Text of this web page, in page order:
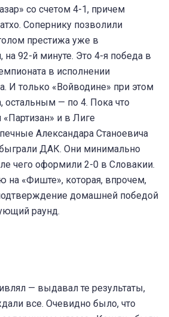
со счетом 4-1, причем
Сопернику позволили
престижа уже в
92-й минуте. Это 4-я победа в
в исполнении
И только «Войводине» при этом
остальным — по 4. Пока что
и в Лиге
Александара Станоевича
ДАК. Они минимально
чего оформили 2-0 в Словакии.
на «Фиште», которая, впрочем,
домашней победой
раунд.
— выдавал те результаты,
все. Очевидно было, что